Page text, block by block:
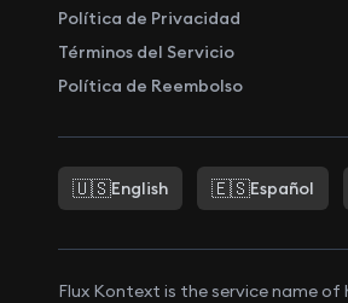
Política de Privacidad
Términos del Servicio
Política de Reembolso
🇺🇸English 🇪🇸Español
Flux Kontext is the service name